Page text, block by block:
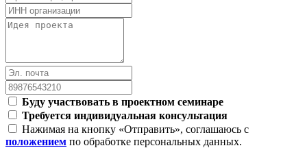
Буду участвовать в проектном семинаре
Требуется индивидуальная консультация
Нажимая на кнопку «Отправить», соглашаюсь с
положением по обработке персональных данных.